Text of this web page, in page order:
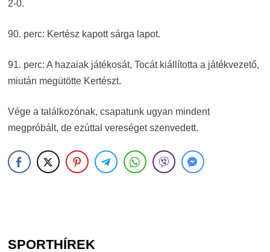
2-0.
90. perc: Kertész kapott sárga lapot.
91. perc: A hazaiak játékosát, Tocát kiállította a játékvezető,
miután megütötte Kertészt.
Vége a találkozónak, csapatunk ugyan mindent
megpróbált, de ezúttal vereséget szenvedett.
SPORTHÍREK